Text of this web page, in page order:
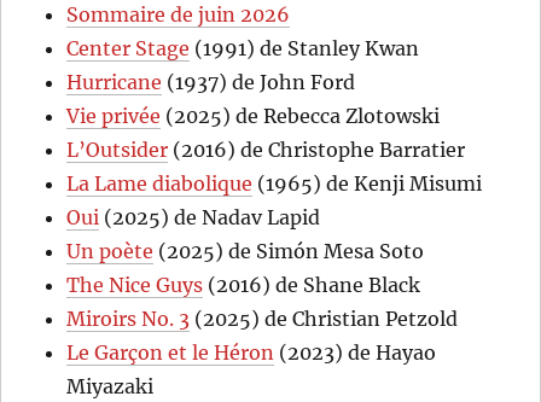
Sommaire de juin 2026
Center Stage (1991) de Stanley Kwan
Hurricane (1937) de John Ford
Vie privée (2025) de Rebecca Zlotowski
L’Outsider (2016) de Christophe Barratier
La Lame diabolique (1965) de Kenji Misumi
Oui (2025) de Nadav Lapid
Un poète (2025) de Simón Mesa Soto
The Nice Guys (2016) de Shane Black
Miroirs No. 3 (2025) de Christian Petzold
Le Garçon et le Héron (2023) de Hayao
Miyazaki